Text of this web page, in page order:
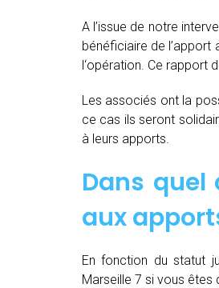
A l’issue de notre
bénéficiaire de l’apport
l‘opération. Ce rapport
Les associés ont la
ce cas ils seront
à leurs apports.
Dans quel
aux
En fonction du statut
Marseille 7 si vous êtes